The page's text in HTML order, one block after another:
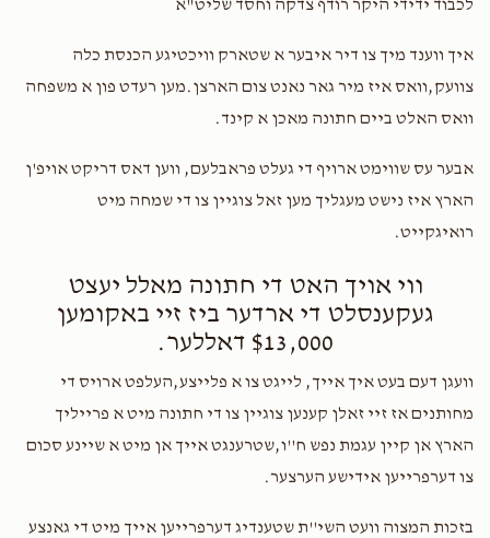
1 year ago $50.00
דוד יהודה מערמעלשטיין
1 year ago $500.00
The Power of RMEG
לכבוד ידידי היקר רודף צדקה וחסד שליט"א
איך ווענד מיך צו דיר איבער א שטארק וויכטיגע הכנסת כלה
צוועק,וואס איז מיר גאר נאנט צום הארצן.מען רעדט פון א משפחה
וואס האלט ביים חתונה מאכן א קינד.
אבער עס שווימט ארויף די געלט פראבלעם, ווען דאס דריקט אויפ'ן
הארץ איז נישט מעגליך מען זאל צוגיין צו די שמחה מיט
רואיגקייט.
ווי אויך האט די חתונה מאלל יעצט
געקענסלט די ארדער ביז זיי באקומען
$13,000 דאללער.
וועגן דעם בעט איך אייך, לייגט צו א פלייצע,העלפט ארויס די
מחותנים אז זיי זאלן קענען צוגיין צו די חתונה מיט א פרייליך
הארץ אן קיין עגמת נפש ח''ו,שטרענגט אייך אן מיט א שיינע סכום
צו דערפרייען אידישע הערצער.
בזכות המצוה וועט השי''ת שטענדיג דערפרייען אייך מיט די גאנצע